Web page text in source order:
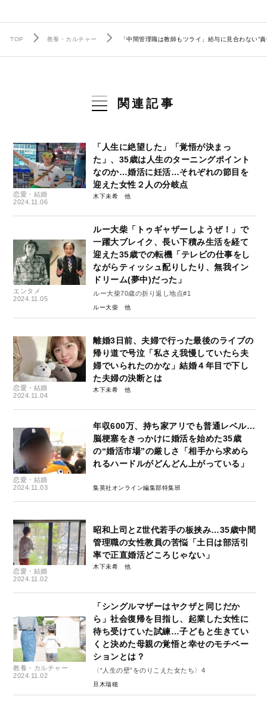
TOP 教養・カルチャー 「中間管理職は教師もツライ」給与に見合わない
関連記事
恋愛・結婚
2024.11.06
「人生に絶望した」「覚悟が決まっ
た」、35歳は人生のターニングポイント
なのか…婚活に妊活…それぞれの節目を
迎えた女性２人の分岐点
木下未希
エンタメ
2024.11.05
ルー大柴「トゥギャザーしようぜ！」で
一躍大ブレイク、長い下積み生活を経て
迎えた35歳での転機「テレビの仕事をし
ながらティッシュ配りしたり、無我イン
ドリーム(夢中)だった」
ルー大柴70歳の折り返し地点#1
ルー大柴
恋愛・結婚
2024.11.04
離婚3日前、夫婦で行った最後のライブの
帰り道で号泣「私さえ我慢していたら夫
婦でいられたのかな」結婚４年目で下し
た夫婦の決断とは
木下未希
恋愛・結婚
2024.11.03
年収600万、持ち家アリでも普通レベル…
脳梗塞をきっかけに婚活を始めた35歳
の“婚活市場”の厳しさ「相手から求めら
れるハードルがどんどん上がっている」
集英社オンライン編集部特集班
恋愛・結婚
2024.11.02
昭和上司とZ世代若手の板挟み…35歳中間
管理職の女性教員の苦悩「土日は部活引
率で正直婚活どころじゃない」
木下未希
教養・カルチャー
2024.11.02
「シングルマザーはヤクザと同じだか
ら」社会復帰を目指し、起業した女性に
待ち受けていた試練…子どもと生きてい
くと決めた母親の覚悟と幸せのモチベー
ションとは？
〈“人生の壁”をのりこえた女たち〉4
旦木瑞穂